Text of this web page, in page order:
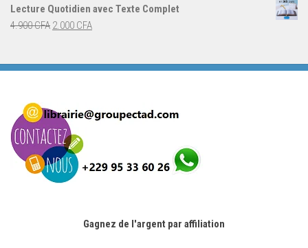
4.900 CFA.
Lecture Quotidien avec Texte Complet
4.900CFA Le
était :
2.000 CFALe
est :
Gagnez de l'argent par affiliation